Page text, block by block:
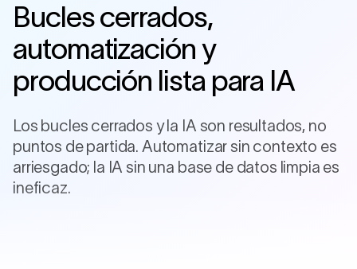
Bucles cerrados,
automatización y
producción lista para IA
Los bucles cerrados y la IA son resultados, no
puntos de partida. Automatizar sin contexto es
arriesgado; la IA sin una base de datos limpia es
ineficaz.